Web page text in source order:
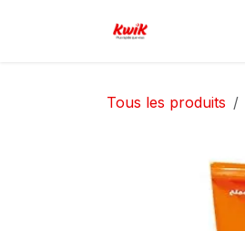
Tous les produits